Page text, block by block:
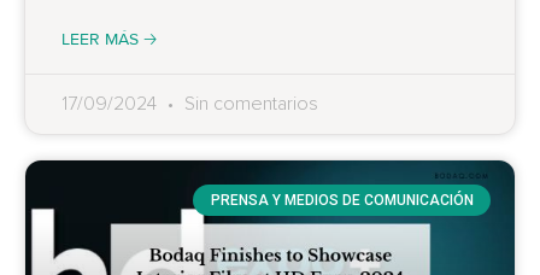
LEER MÁS 🡢
17/09/2024 Sin comentarios
PRENSA Y MEDIOS DE COMUNICACIÓN